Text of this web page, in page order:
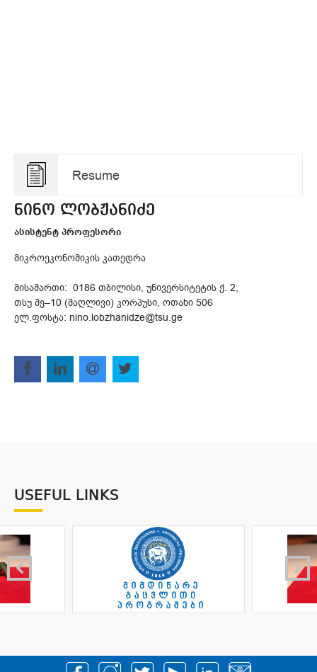
Resume
ნინო ლობჟანიძე
ასისტენტ პროფესორი
მიკროეკონომიკის კათედრა
მისამართი: 0186 თბილისი, უნივერსიტეტის ქ. 2,
თსუ მე–10 (მაღლივი) კორპუსი, ოთახი 506
ელ.ფოსტა: nino.lobzhanidze@tsu.ge
USEFUL LINKS